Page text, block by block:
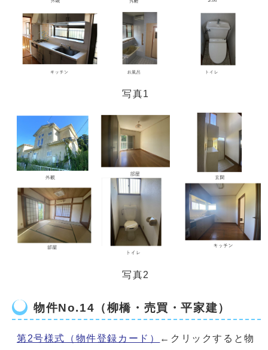
写真1
写真2
物件No.14（柳橋・売買・平家建）
第2号様式（物件登録カード）
←クリックすると物